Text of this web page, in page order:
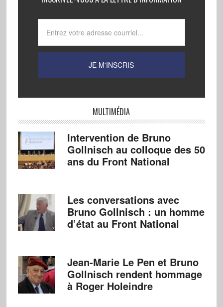
MULTIMÉDIA
Intervention de Bruno
Gollnisch au colloque des 50
ans du Front National
Les conversations avec
Bruno Gollnisch : un homme
d’état au Front National
Jean-Marie Le Pen et Bruno
Gollnisch rendent hommage
à Roger Holeindre